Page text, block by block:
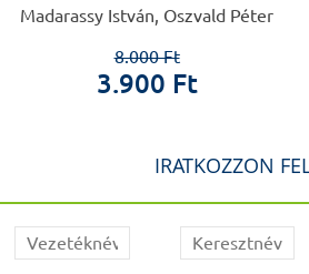
Madarassy István, Oszvald Péter
8.000 Ft
3.900 Ft
IRATKOZZON